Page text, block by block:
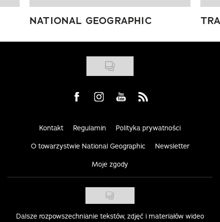
NATIONAL GEOGRAPHIC
Visit us on Facebook
Visit us on Instagram
Visit us on Youtube
Visit us on Rss
Kontakt Regulamin Polityka prywatności
O towarzystwie National Geographic Newsletter
Moje zgody
Dalsze rozpowszechnianie tekstów, zdjęć i materiałów wideo